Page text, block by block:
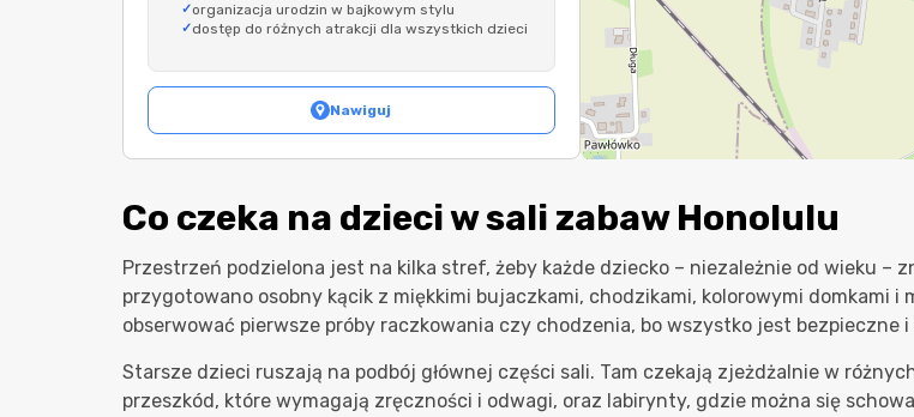
organizacja urodzin w bajkowym stylu
dostęp do różnych atrakcji dla wszystkich dzieci
Nawiguj
Co czeka na dzieci w sali zabaw Honolulu
Przestrzeń podzielona jest na kilka stref, żeby każde dziecko – niezależnie od wieku –
przygotowano osobny kącik z miękkimi bujaczkami, chodzikami, kolorowymi domkami i
obserwować pierwsze próby raczkowania czy chodzenia, bo wszystko jest bezpieczne
Starsze dzieci ruszają na podbój głównej części sali. Tam czekają zjeżdżalnie w
przeszkód, które wymagają zręczności i odwagi, oraz labirynty, gdzie można się